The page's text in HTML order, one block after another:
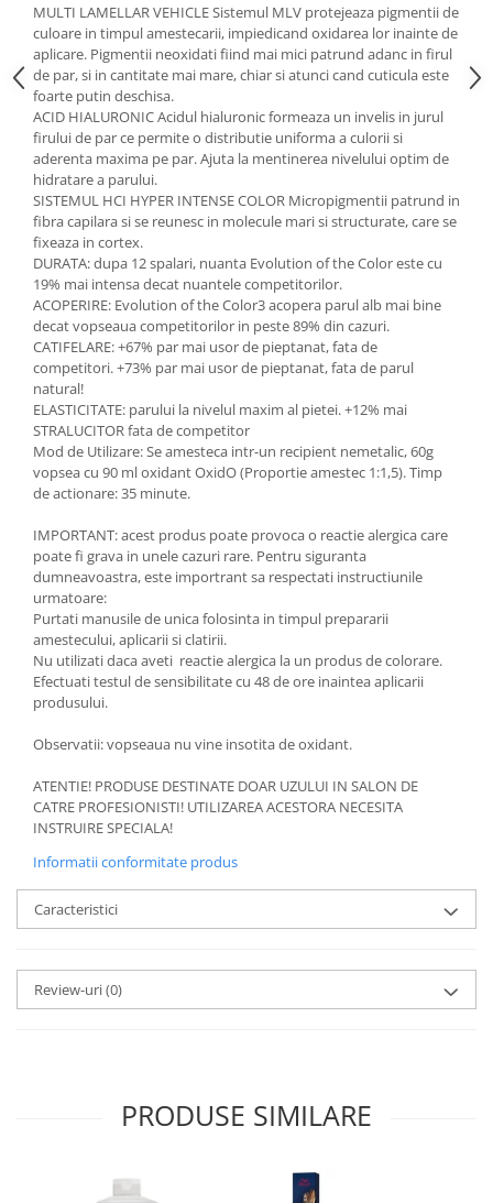
MULTI LAMELLAR VEHICLE Sistemul MLV protejeaza pigmentii de
culoare in timpul amestecarii, impiedicand oxidarea lor inainte de
aplicare. Pigmentii neoxidati fiind mai mici patrund adanc in firul
de par, si in cantitate mai mare, chiar si atunci cand cuticula este
foarte putin deschisa.
ACID HIALURONIC Acidul hialuronic formeaza un invelis in jurul
firului de par ce permite o distributie uniforma a culorii si
aderenta maxima pe par. Ajuta la mentinerea nivelului optim de
hidratare a parului.
SISTEMUL HCI HYPER INTENSE COLOR Micropigmentii patrund in
fibra capilara si se reunesc in molecule mari si structurate, care se
fixeaza in cortex.
DURATA: dupa 12 spalari, nuanta Evolution of the Color este cu
19% mai intensa decat nuantele competitorilor.
ACOPERIRE: Evolution of the Color3 acopera parul alb mai bine
decat vopseaua competitorilor in peste 89% din cazuri.
CATIFELARE: +67% par mai usor de pieptanat, fata de
competitori. +73% par mai usor de pieptanat, fata de parul
natural!
ELASTICITATE: parului la nivelul maxim al pietei. +12% mai
STRALUCITOR fata de competitor
Mod de Utilizare: Se amesteca intr-un recipient nemetalic, 60g
vopsea cu 90 ml oxidant OxidO (Proportie amestec 1:1,5). Timp
de actionare: 35 minute.
IMPORTANT: acest produs poate provoca o reactie alergica care
poate fi grava in unele cazuri rare. Pentru siguranta
dumneavoastra, este importrant sa respectati instructiunile
urmatoare:
Purtati manusile de unica folosinta in timpul prepararii
amestecului, aplicarii si clatirii.
Nu utilizati daca aveti reactie alergica la un produs de colorare.
Efectuati testul de sensibilitate cu 48 de ore inaintea aplicarii
produsului.
Observatii: vopseaua nu vine insotita de oxidant.
ATENTIE! PRODUSE DESTINATE DOAR UZULUI IN SALON DE
CATRE PROFESIONISTI! UTILIZAREA ACESTORA NECESITA
INSTRUIRE SPECIALA!
Informatii conformitate produs
Caracteristici
Review-uri(0)
PRODUSE SIMILARE